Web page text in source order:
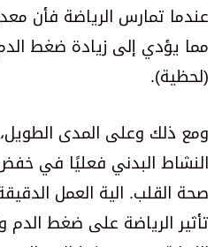
عندما تمارس الرياضة فأن
مما يؤدي إلى زيادة ضغط
(لحظية).
ومع ذلك وعلى المدى
النشاط البدني فعليًا في
صحة القلب. الية العمل
تأثير الرياضة على ضغط الدم